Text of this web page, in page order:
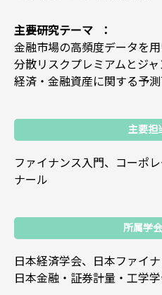
主要研究テーマ
金融市場の高頻度データを
分散リスクプレミアムとジ
経済・金融資産に関する予
主要担
ファイナンス入門、コーポ
ナール
所属学
日本経済学会、日本ファイ
日本金融・証券計量・工学